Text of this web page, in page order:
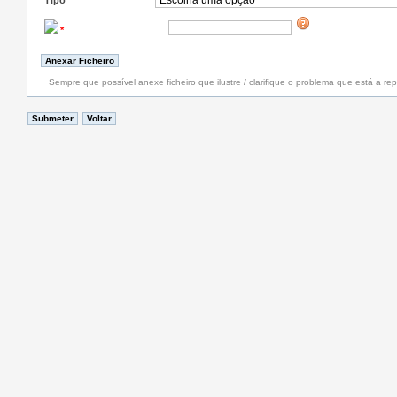
*
Sempre que possível anexe ficheiro que ilustre / clarifique o problema que está a